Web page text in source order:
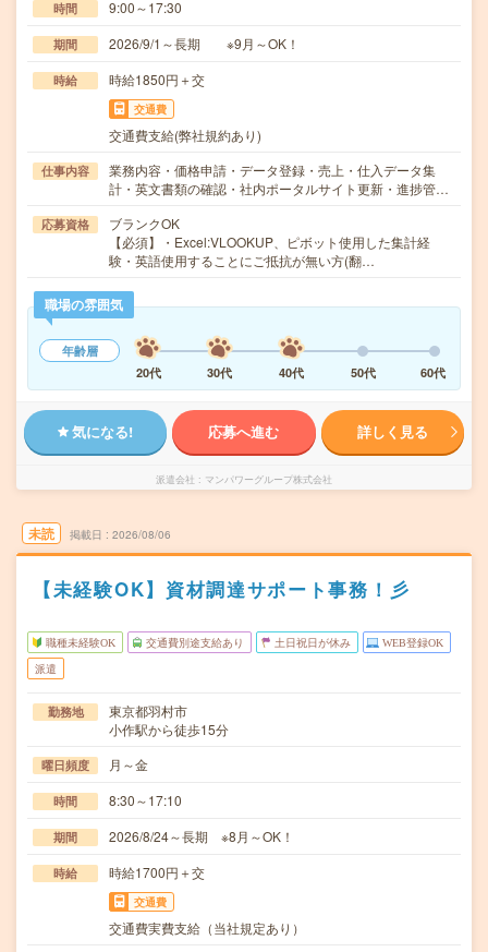
時間 9:00～17:30
期間 2026/9/1～長期 ※9月～OK！
時給 時給1850円＋交
交通費
交通費支給(弊社規約あり)
仕事内容
業務内容・価格申請・データ登録・売上・仕入データ集
計・英文書類の確認・社内ポータルサイト更新・進捗管…
応募資格
ブランクOK
【必須】・Excel:VLOOKUP、ピボット使用した集計経
験・英語使用することにご抵抗が無い方(翻…
職場の雰囲気
年齢層
20代
30代 40代 50代 60代
気になる! 応募へ進む 詳しく見る
派遣会社 マンパワーグループ株式会社
未読 掲載日 2026/08/06
【未経験OK】資材調達サポート事務！彡
職種未経験OK 交通費別途支給あり 土日祝日が休み WEB登録OK
派遣
勤務地
東京都羽村市
小作駅から徒歩15分
曜日頻度 月～金
時間 8:30～17:10
期間 2026/8/24～長期 ※8月～OK！
時給 時給1700円＋交
交通費
交通費実費支給（当社規定あり）